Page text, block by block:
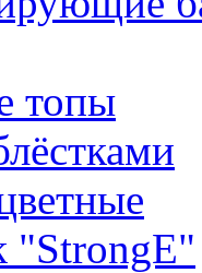
топы
"StrongE"